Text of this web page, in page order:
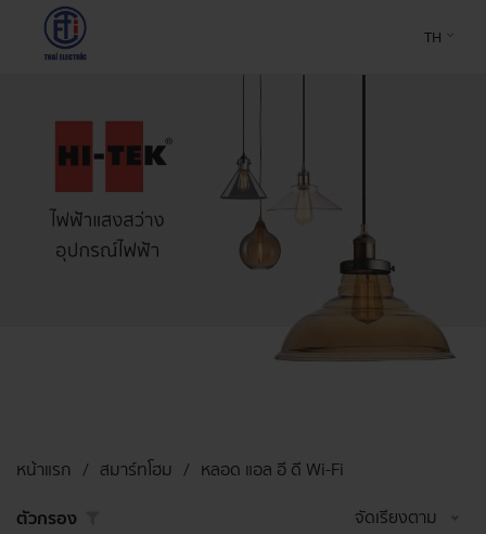
TH
หน้าแรก สมาร์ทโฮม
หลอด แอล อี ดี Wi-Fi
ตัวกรอง
จัดเรียงตาม